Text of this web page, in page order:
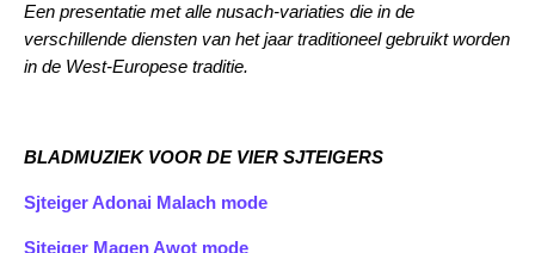
Een presentatie met alle nusach-variaties die in de
verschillende diensten van het jaar traditioneel gebruikt worden
in de West-Europese traditie.
BLADMUZIEK VOOR DE VIER SJTEIGERS
Sjteiger Adonai Malach mode
Sjteiger Magen Awot mode